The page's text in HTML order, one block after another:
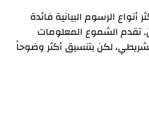
أنواع الرسوم البيانية فائدة
تقدم الشموع المعلومات
لكن بتنسيق أكثر وضوحاً